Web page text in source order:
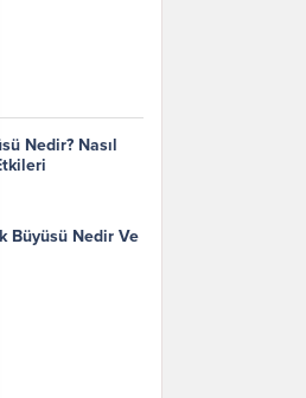
Nedir? Nasıl
Büyüsü Nedir Ve